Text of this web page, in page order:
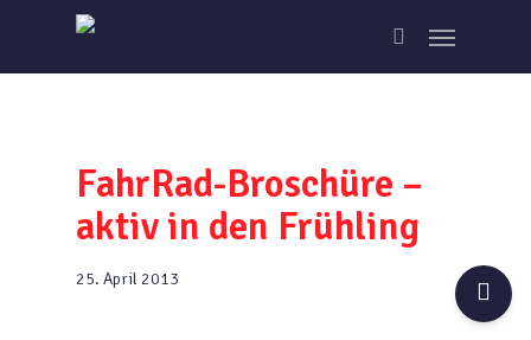
main
search
Menu
FahrRad-Broschüre –
aktiv in den Frühling
25. April 2013